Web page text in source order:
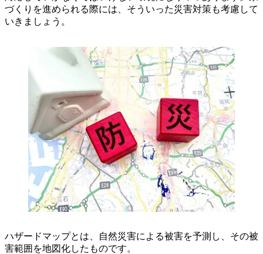
づくりを進められる際には、そういった災害対策も考慮して
いきましょう。
ハザードマップとは、自然災害による被害を予測し、その被
害範囲を地図化したものです。